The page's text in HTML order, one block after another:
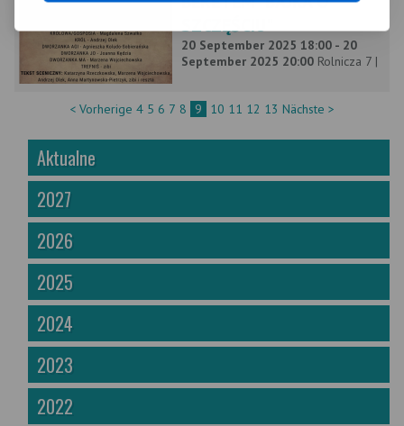
SZCZĘŚCIU"
20 September 2025 18:00 - 20
September 2025 20:00 Rolnicza 7 |
< Vorherige 4 5 6 7 8 9 10 11 12 13 Nächste >
Aktualne
2027
2026
2025
2024
2023
2022